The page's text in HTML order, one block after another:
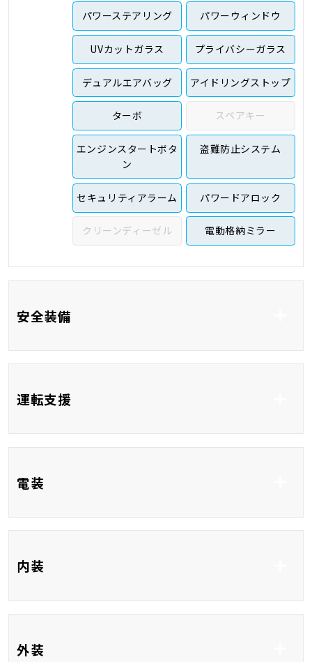
パワーステアリング パワーウィンドウ
UVカットガラス プライバシーガラス
デュアルエアバッグ アイドリングストップ
ターボ スペアキー
エンジンスタートボタ
ン
盗難防止システム
セキュリティアラーム パワードアロック
クリーンディーゼル 電動格納ミラー
安全装備
テム
運転支援
レーンアシスト
電装
Bluetooth接続 USB入力端子
内装
外装